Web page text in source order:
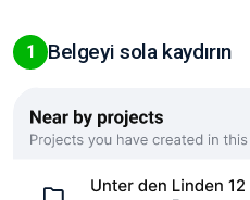
1 Belgeyi sola kaydırın